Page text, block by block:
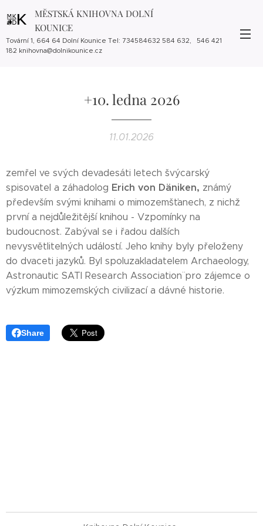
MĚSTSKÁ KNIHOVNA DOLNÍ
KOUNICE
Tovární 1, 664 64 Dolní Kounice Tel: 734584632 584 632, 546 421
182 knihovna@dolnikounice.cz
+10. ledna 2026
11.01.2026
zemřel ve svých devadesáti letech švýcarský
spisovatel a záhadolog Erich von Däniken, známý
především svými knihami o mimozemšťanech, z nichž
první a nejdůležitější knihou - Vzpomínky na
budoucnost. Zabýval se i řadou dalších
nevysvětlitelných událostí. Jeho knihy byly přeloženy
do dvaceti jazyků. Byl spoluzakladatelem Archaeology,
Astronautic SATI Research Association¨ pro zájemce o
výzkum mimozemských civilizací a dávné historie.
Share